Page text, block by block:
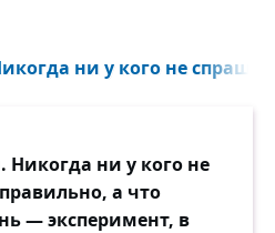
ни у кого не
ни у кого не
а что
— эксперимент, в